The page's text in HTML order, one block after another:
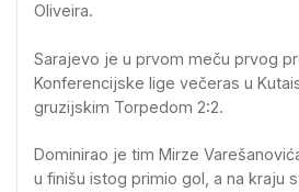
Oliveira.
Sarajevo je u prvom meču prvog
Konferencijske lige večeras u
gruzijskim Torpedom 2:2.
Dominirao je tim Mirze
u finišu istog primio gol, a na kraju